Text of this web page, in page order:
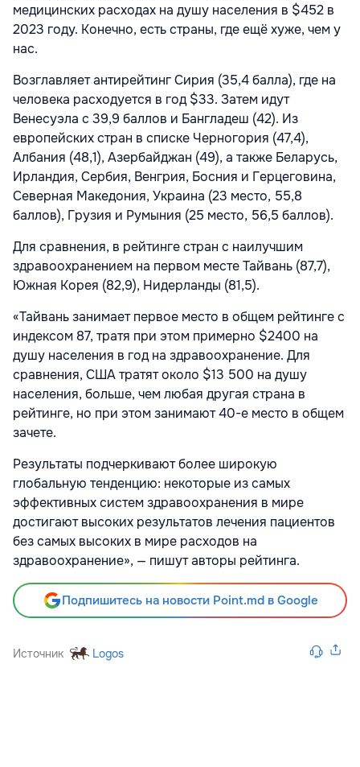
медицинских расходах на душу населения в $452 в
2023 году. Конечно, есть страны, где ещё хуже, чем у
нас.
Возглавляет антирейтинг Сирия (35,4 балла), где на
человека расходуется в год $33. Затем идут
Венесуэла с 39,9 баллов и Бангладеш (42). Из
европейских стран в списке Черногория (47,4),
Албания (48,1), Азербайджан (49), а также Беларусь,
Ирландия, Сербия, Венгрия, Босния и Герцеговина,
Северная Македония, Украина (23 место, 55,8
баллов), Грузия и Румыния (25 место, 56,5 баллов).
Для сравнения, в рейтинге стран с наилучшим
здравоохранением на первом месте Тайвань (87,7),
Южная Корея (82,9), Нидерланды (81,5).
«Тайвань занимает первое место в общем рейтинге с
индексом 87, тратя при этом примерно $2400 на
душу населения в год на здравоохранение. Для
сравнения, США тратят около $13 500 на душу
населения, больше, чем любая другая страна в
рейтинге, но при этом занимают 40-е место в общем
зачете.
Результаты подчеркивают более широкую
глобальную тенденцию: некоторые из самых
эффективных систем здравоохранения в мире
достигают высоких результатов лечения пациентов
без самых высоких в мире расходов на
здравоохранение», — пишут авторы рейтинга.
Подпишитесь на новости Point.md в Google
Источник Logos